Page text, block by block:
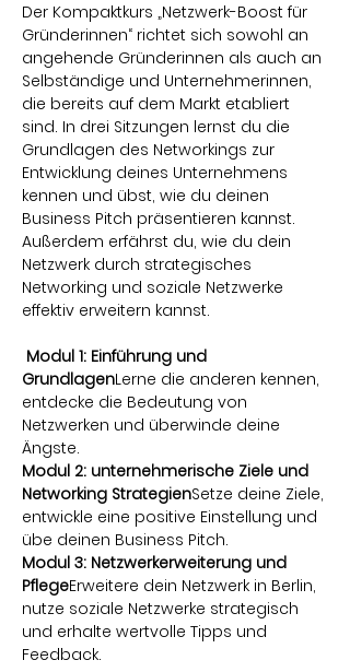
Der Kompaktkurs „Netzwerk-Boost für
Gründerinnen“ richtet sich sowohl an
angehende Gründerinnen als auch an
Selbständige und Unternehmerinnen,
die bereits auf dem Markt etabliert
sind. In drei Sitzungen lernst du die
Grundlagen des Networkings zur
Entwicklung deines Unternehmens
kennen und übst, wie du deinen
Business Pitch präsentieren kannst.
Außerdem erfährst du, wie du dein
Netzwerk durch strategisches
Networking und soziale Netzwerke
effektiv erweitern kannst.
Modul 1: Einführung und
GrundlagenLerne die anderen kennen,
entdecke die Bedeutung von
Netzwerken und überwinde deine
Ängste.
Modul 2: unternehmerische Ziele und
Networking StrategienSetze deine Ziele,
entwickle eine positive Einstellung und
übe deinen Business Pitch.
Modul 3: Netzwerkerweiterung und
PflegeErweitere dein Netzwerk in Berlin,
nutze soziale Netzwerke strategisch
und erhalte wertvolle Tipps und
Feedback.